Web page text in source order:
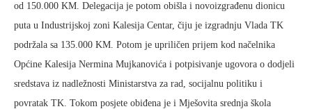
od 150.000 KM. Delegacija je potom obišla i novoizgrađenu dionicu
puta u Industrijskoj zoni Kalesija Centar, čiju je izgradnju Vlada TK
podržala sa 135.000 KM. Potom je upriličen prijem kod načelnika
Općine Kalesija Nermina Mujkanovića i potpisivanje ugovora o dodjeli
sredstava iz nadležnosti Ministarstva za rad, socijalnu politiku i
povratak TK. Tokom posjete obiđena je i Mješovita srednja škola